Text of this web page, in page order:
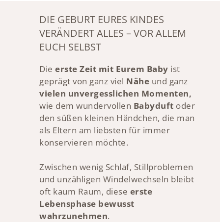
DIE GEBURT EURES KINDES
VERÄNDERT ALLES – VOR ALLEM
EUCH SELBST
Die erste Zeit mit Eurem Baby ist
geprägt von ganz viel Nähe und ganz
vielen unvergesslichen Momenten,
wie dem wundervollen Babyduft oder
den süßen kleinen Händchen, die man
als Eltern am liebsten für immer
konservieren möchte.
Zwischen wenig Schlaf, Stillproblemen
und unzähligen Windelwechseln bleibt
oft kaum Raum, diese erste
Lebensphase bewusst
wahrzunehmen.